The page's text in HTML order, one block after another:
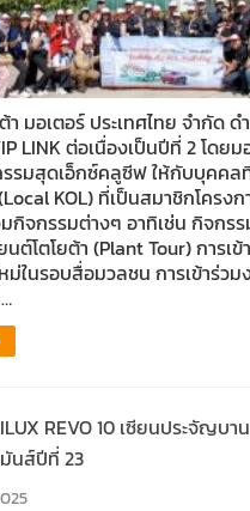
า มอเตอร์ ประเทศไทย จำกัด ด
LINK ต่อเนื่องเป็นปีที่ 2 โดย
รรมสุดเอ็กซ์คลูซีฟ ให้กับบุคคล
KOL) ที่เป็นสมาชิกโครงก
มกิจกรรมต่างๆ อาทิเช่น กิจกร
ต์โตโยต้า (Plant Tour) การเ
ในรอบสื่อมวลชน การเข้าร่วม
REVO 10 เซียนประจัญบ
นส์ปีที่ 23